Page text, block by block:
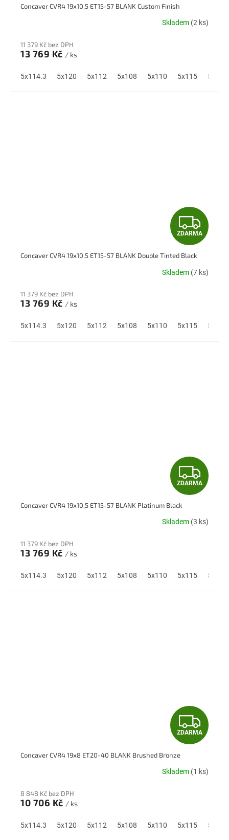
A
A
Concaver CVR4 19x10,5 ET15-57 BLANK Custom Finish
Skladem (2 ks)
11 379 Kč bez DPH
13 769 Kč / ks
5x114.3 5x120 5x112 5x108 5x110 5x115 5x118
Z
D
A
A
ZDARMA
Concaver CVR4 19x10,5 ET15-57 BLANK Double Tinted Black
Skladem (7 ks)
11 379 Kč bez DPH
13 769 Kč / ks
5x114.3 5x120 5x112 5x108 5x110 5x115 5x118
Z
D
A
A
ZDARMA
Concaver CVR4 19x10,5 ET15-57 BLANK Platinum Black
Skladem (3 ks)
11 379 Kč bez DPH
13 769 Kč / ks
5x114.3 5x120 5x112 5x108 5x110 5x115 5x118
Z
D
A
A
ZDARMA
Concaver CVR4 19x8 ET20-40 BLANK Brushed Bronze
Skladem (1 ks)
8 848 Kč bez DPH
10 706 Kč / ks
5x114.3 5x120 5x112 5x108 5x110 5x115 5x118